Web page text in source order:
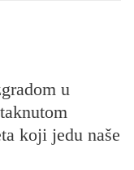
u
koji jedu naše